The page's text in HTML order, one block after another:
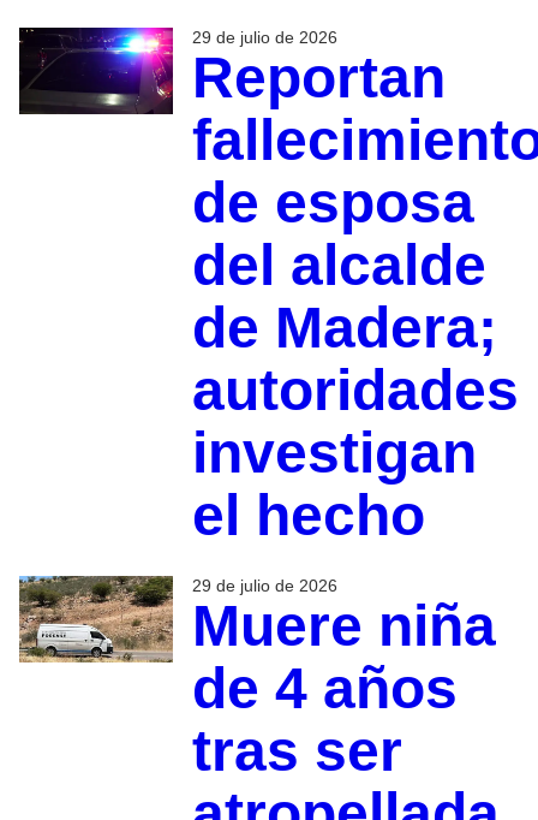
29 de julio de 2026
Reportan
de esposa
del alcalde
de Madera;
autoridades
investigan
el hecho
29 de julio de 2026
Muere niña
de 4 años
tras ser